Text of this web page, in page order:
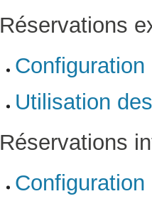
Réservations
Utilisation
Réservations